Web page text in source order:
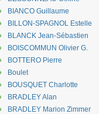
BIANCO Guillaume
BILLON-SPAGNOL Estelle
BLANCK Jean-Sébastien
BOISCOMMUN Olivier G.
BOTTERO Pierre
Boulet
BOUSQUET Charlotte
BRADLEY Alan
BRADLEY Marion Zimmer